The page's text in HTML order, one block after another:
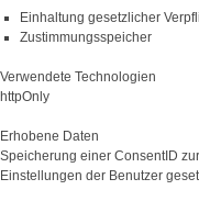
Einhaltung gesetzlicher
Zustimmungsspeicher
Verwendete Technologien
httpOnly
Erhobene Daten
Speicherung einer ConsentID
Einstellungen der Benutzer